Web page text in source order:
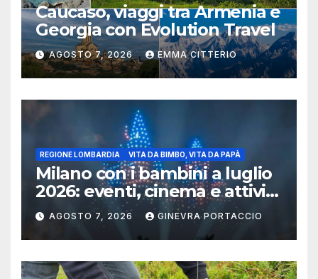
Caucaso, viaggi tra Armenia e
Georgia con Evolution Travel
AGOSTO 7, 2026 EMMA CITTERIO
REGIONE LOMBARDIA VITA DA BIMBO, VITA DA PAPÀ
Milano con i bambini a luglio
2026: eventi, cinema e attività
per famiglie
AGOSTO 7, 2026 GINEVRA PORTACCIO